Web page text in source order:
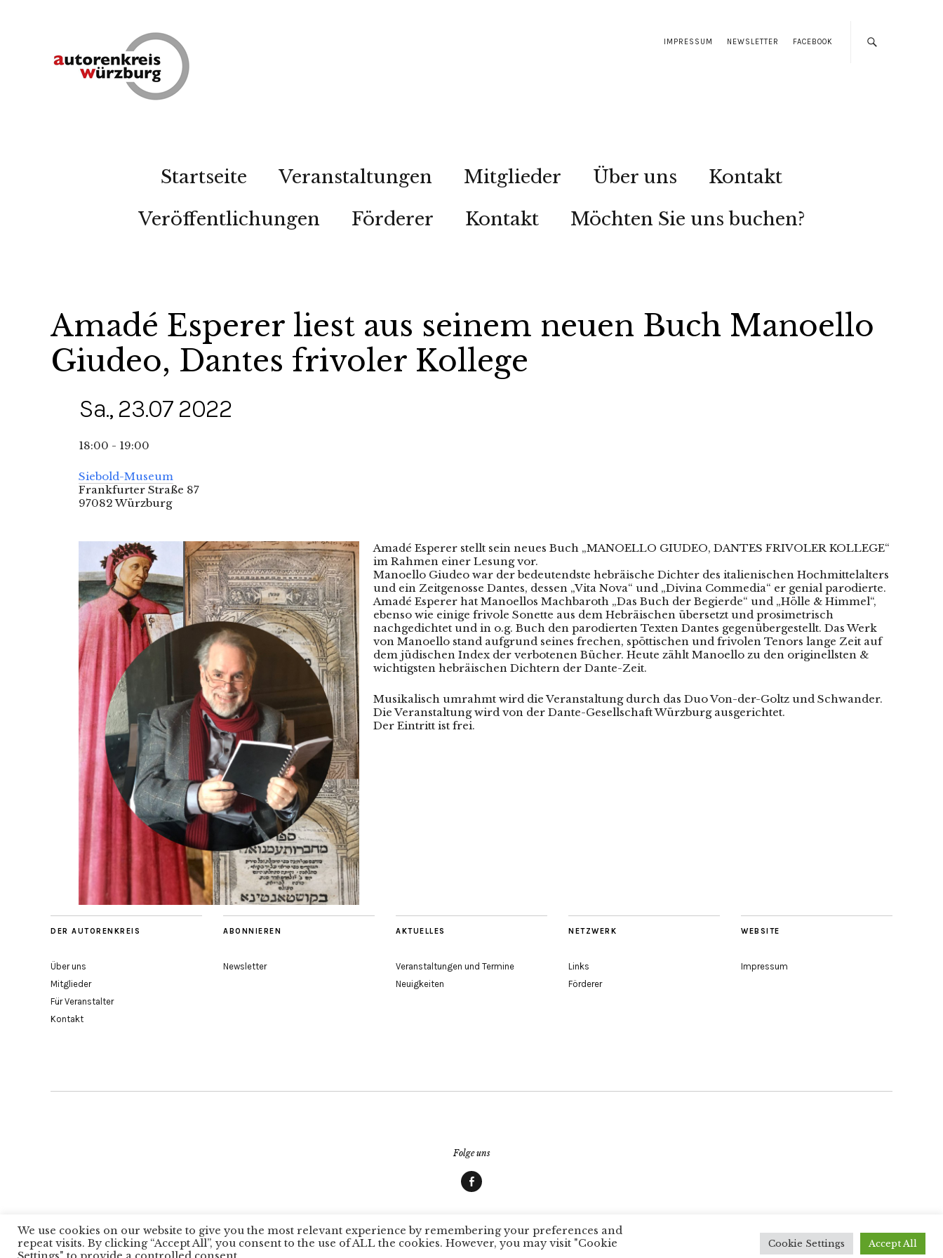
IMPRESSUM NEWSLETTER FACEBOOK
Startseite Veranstaltungen Mitglieder Über uns
Kontakt
Veröffentlichungen
Förderer Kontakt Möchten Sie uns buchen?
Amadé Esperer liest aus seinem neuen Buch Manoello
Giudeo, Dantes frivoler Kollege
Sa., 23.07 2022
18:00 - 19:00
Siebold-Museum
Frankfurter Straße 87
97082 Würzburg
Amadé Esperer stellt sein neues Buch „MANOELLO GIUDEO, DANTES FRIVOLER KOLLEGE“
im Rahmen einer Lesung vor.
Manoello Giudeo war der bedeutendste hebräische Dichter des italienischen Hochmittelalters
und ein Zeitgenosse Dantes, dessen „Vita Nova“ und „Divina Commedia“ er genial parodierte.
Amadé Esperer hat Manoellos Machbaroth „Das Buch der Begierde“ und „Hölle & Himmel“,
ebenso wie einige frivole Sonette aus dem Hebräischen übersetzt und prosimetrisch
nachgedichtet und in o.g. Buch den parodierten Texten Dantes gegenübergestellt. Das Werk
von Manoello stand aufgrund seines frechen, spöttischen und frivolen Tenors lange Zeit auf
dem jüdischen Index der verbotenen Bücher. Heute zählt Manoello zu den originellsten &
wichtigsten hebräischen Dichtern der Dante-Zeit.
Musikalisch umrahmt wird die Veranstaltung durch das Duo Von-der-Goltz und Schwander.
Die Veranstaltung wird von der Dante-Gesellschaft Würzburg ausgerichtet.
Der Eintritt ist frei.
DER AUTORENKREIS
Über uns
Mitglieder
Für Veranstalter
Kontakt
ABONNIEREN
Newsletter
AKTUELLES
Veranstaltungen und Termine
Neuigkeiten
NETZWERK
Links
Förderer
WEBSITE
Impressum
Folge uns
Autorenkreis Würzburg Proudly powered by Theme: Zuki von
We use cookies on our website to give you the most relevant experience by remembering your preferences and
repeat visits. By clicking “Accept All”, you consent to the use of ALL the cookies. However, you may visit "Cookie
Cookie Settings Accept All